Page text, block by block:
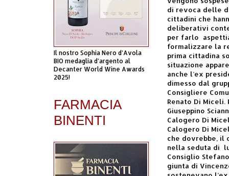
di revoca delle
cittadini che
deliberativi
per farlo
formalizzare la
prima cittadina
situazione
anche l’ex
dimesso dal
Consigliere
Renato Di
Giuseppino
Calogero Di
Calogero Di
che dovrebbe, il
nella seduta di
Consiglio
giunta di
Il nostro Sophia Nero d’Avola
BIO medaglia d’argento al
Decanter World Wine Awards
2025!
FARMACIA
BINENTI